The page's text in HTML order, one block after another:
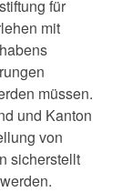
für
mit
müssen.
und Kanton
von
sicherstellt